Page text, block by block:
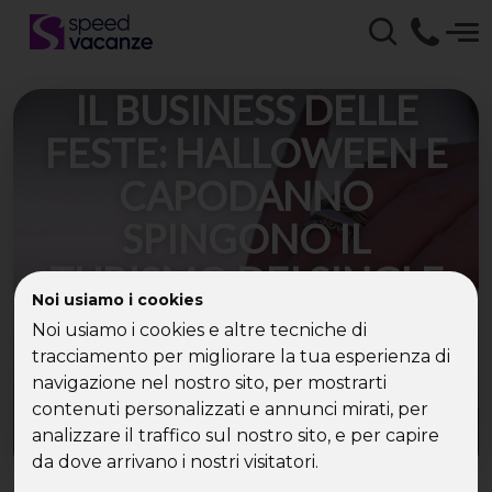
Noi usiamo i cookies
Noi usiamo i cookies e altre tecniche di
tracciamento per migliorare la tua esperienza di
navigazione nel nostro sito, per mostrarti
contenuti personalizzati e annunci mirati, per
analizzare il traffico sul nostro sito, e per capire
da dove arrivano i nostri visitatori.
IL BUSINESS DELLE
FESTE: HALLOWEEN E
CAPODANNO
SPINGONO IL
TURISMO DEI SINGLE
Secondo le analisi di Speed Vacanze®, il
segmento delle vacanze per single cresce del
22% nel 2025. Dati, destinazioni e tendenze che
stanno cambiando il modo di festeggiare le
ricorrenze.